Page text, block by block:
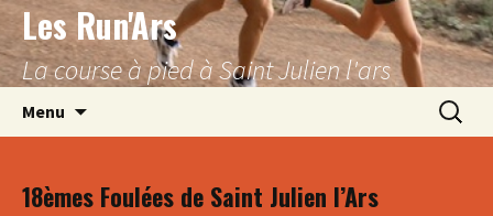
Aller
au
contenu
Les Run'Ars
La course à pied à Saint Julien l'ars
Menu
18èmes Foulées de Saint Julien l’Ars